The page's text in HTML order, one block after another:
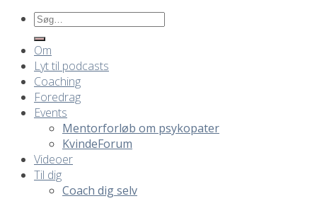
Om
Lyt til podcasts
Coaching
Foredrag
Events
Mentorforløb om psykopater
KvindeForum
Videoer
Til dig
Coach dig selv